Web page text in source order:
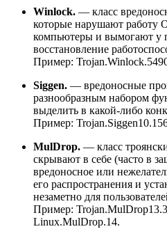
Winlock. — класс
которые нарушают работу
компьютеры и вымогают у
восстановление
Пример:
Siggen. — вредоносные
разнообразным набором
выделить в какой-либо
Пример:
MulDrop. — класс
скрывают в себе (часто в
вредоносное или
его распространения и
незаметно для
Пример:
Linux.MulDrop.14.